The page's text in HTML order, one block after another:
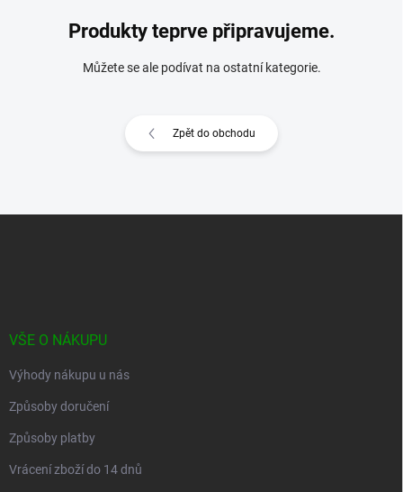
Produkty teprve připravujeme.
Můžete se ale podívat na ostatní kategorie.
Zpět do obchodu
VŠE O NÁKUPU
Výhody nákupu u nás
Způsoby doručení
Způsoby platby
Vrácení zboží do 14 dnů